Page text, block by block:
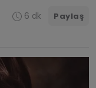
6 dk Paylaş